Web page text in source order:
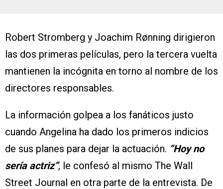
Robert Stromberg y Joachim Rønning dirigieron
las dos primeras películas, pero la tercera vuelta
mantienen la incógnita en torno al nombre de los
directores responsables.
La información golpea a los fanáticos justo
cuando Angelina ha dado los primeros indicios
de sus planes para dejar la actuación. “Hoy no
sería actriz”, le confesó al mismo The Wall
Street Journal en otra parte de la entrevista. De